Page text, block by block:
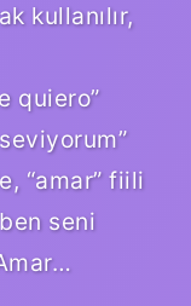
kullanılır,
quiero”
“amar” fiili
seni